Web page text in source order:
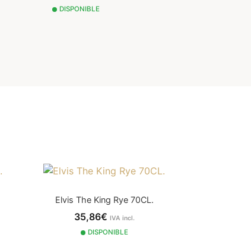
DISPONIBLE
Elvis The King Rye 70CL.
35,86€ IVA incl.
DISPONIBLE